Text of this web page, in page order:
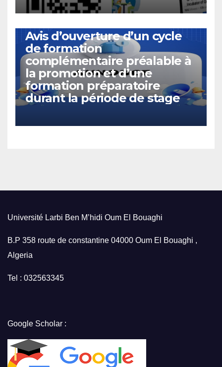
Avis d’ouverture d’un cycle
de formation
complémentaire préalable à
la promotion et d’une
formation préparatoire
durant la période de stage
Université Larbi Ben M’hidi Oum El Bouaghi
B.P 358 route de constantine 04000 Oum El Bouaghi ,
Algeria
Tel : 032563345
Google Scholar :